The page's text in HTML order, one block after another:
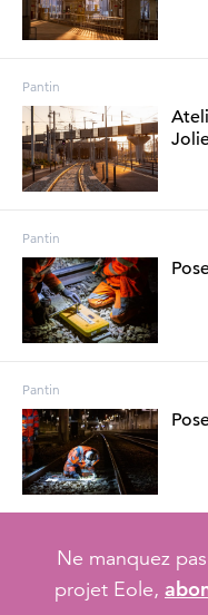
Pantin
Pantin
Pantin
Ne manquez
projet Eole,